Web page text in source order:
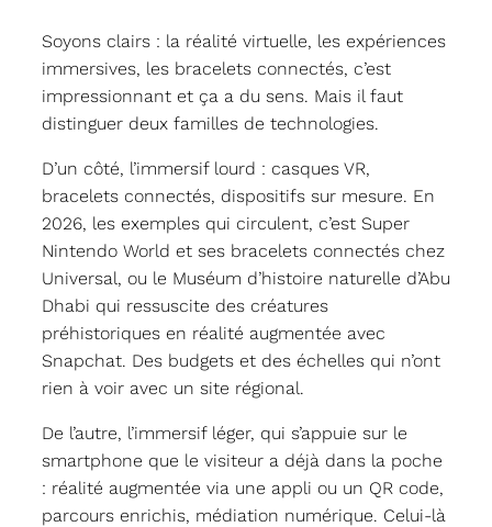
Soyons clairs : la réalité virtuelle, les expériences
immersives, les bracelets connectés, c’est
impressionnant et ça a du sens. Mais il faut
distinguer deux familles de technologies.
D’un côté, l’immersif lourd : casques VR,
bracelets connectés, dispositifs sur mesure. En
2026, les exemples qui circulent, c’est Super
Nintendo World et ses bracelets connectés chez
Universal, ou le Muséum d’histoire naturelle d’Abu
Dhabi qui ressuscite des créatures
préhistoriques en réalité augmentée avec
Snapchat. Des budgets et des échelles qui n’ont
rien à voir avec un site régional.
De l’autre, l’immersif léger, qui s’appuie sur le
smartphone que le visiteur a déjà dans la poche
: réalité augmentée via une appli ou un QR code,
parcours enrichis, médiation numérique. Celui-là